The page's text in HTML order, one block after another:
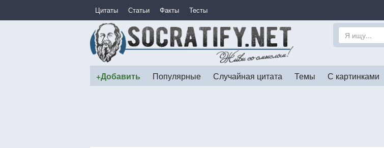
Цитаты Статьи Факты Тесты
+Добавить Популярные Случайная цитата Темы С картинками